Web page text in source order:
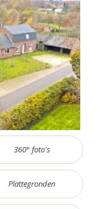
360° foto's
Plattegronden